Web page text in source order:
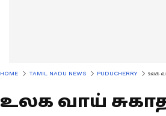
HOME TAMIL NADU NEWS PUDUCHERRY உலக
உலக வாய்